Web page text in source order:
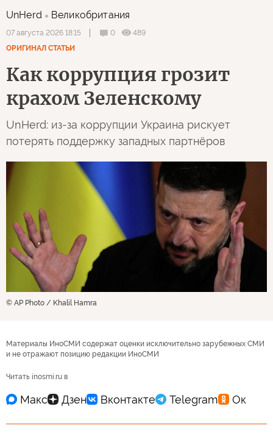
UnHerd Великобритания
07 августа 2026 18:15 0
489
ОРИГИНАЛ СТАТЬИ
Как коррупция грозит
крахом Зеленскому
UnHerd: из-за коррупции Украина рискует
потерять поддержку западных партнёров
© AP Photo / Khalil Hamra
Материалы ИноСМИ содержат оценки исключительно зарубежных СМИ
и не отражают позицию редакции ИноСМИ
Читать inosmi.ru в